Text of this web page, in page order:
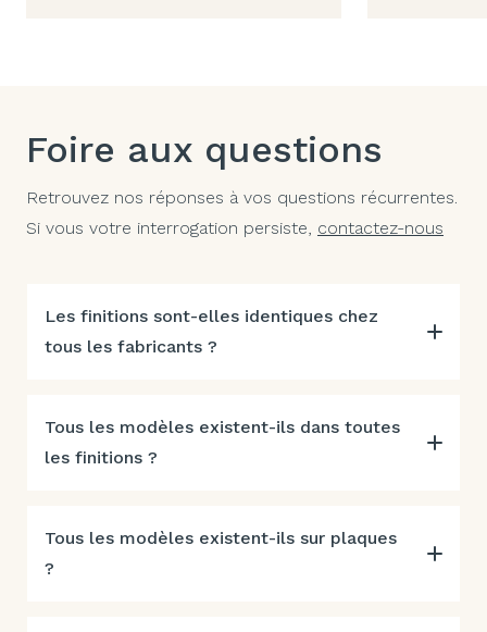
Foire aux questions
Retrouvez nos réponses à vos questions récurrentes.
Si vous votre interrogation persiste, contactez-nous
Les finitions sont-elles identiques chez
tous les fabricants ?
Tous les modèles existent-ils dans toutes
les finitions ?
Tous les modèles existent-ils sur plaques
?